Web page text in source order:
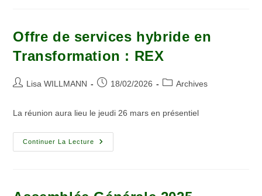
Offre de services hybride en
Transformation : REX
Lisa WILLMANN 18/02/2026 Archives
La réunion aura lieu le jeudi 26 mars en présentiel
Continuer La Lecture